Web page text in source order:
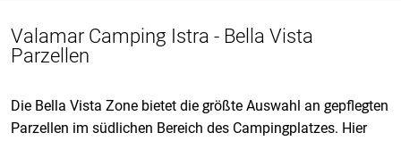
Valamar Camping Istra - Bella Vista
Parzellen
Die Bella Vista Zone bietet die größte Auswahl an gepflegten
Parzellen im südlichen Bereich des Campingplatzes. Hier